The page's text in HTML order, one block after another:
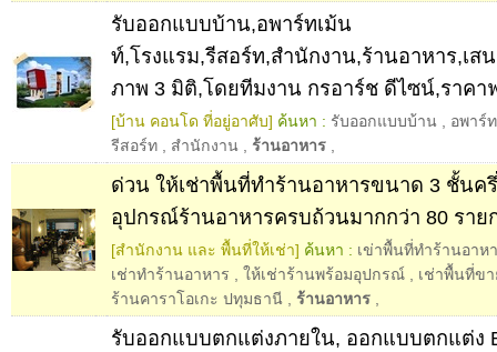
รับออกแบบบ้าน,อพาร์ทเม้น
ท์,โรงแรม,รีสอร์ท,สำนักงาน,ร้านอาหาร,เส
ภาพ 3 มิติ,โดยทีมงาน กรอาร์ช ดีไซน์,ราค
[บ้าน คอนโด ที่อยู่อาศับ] ค้นหา : รับออกแบบบ้าน
อพาร์
รีสอร์ท
สำนักงาน ร้านอาหาร
ด่วน ให้เช่าพื้นที่ทำร้านอาหารขนาด 3 ชั้นค
อุปกรณ์ร้านอาหารครบถ้วนมากกว่า 80 ราย
[สำนักงาน และ พื้นที่ให้เช่า] ค้นหา : เข่าพื้นที่ทำร้านอาห
เช่าทําร้านอาหาร
ให้เช่าร้านพร้อมอุปกรณ์
เช่าพื้นที่ข
ร้านคาราโอเกะ ปทุมธานี
ร้านอาหาร
รับออกแบบตกแต่งภายใน, ออกแบบตกแต่ง